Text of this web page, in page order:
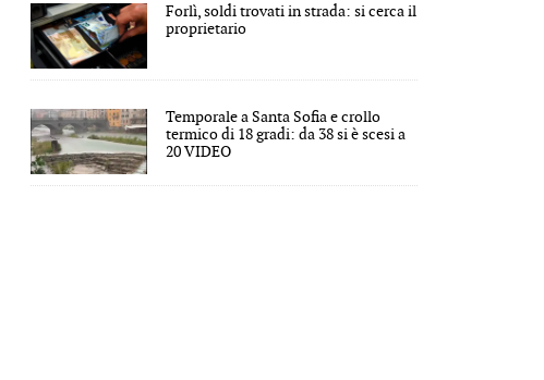
Forlì, soldi trovati in strada: si cerca il
proprietario
Temporale a Santa Sofia e crollo
termico di 18 gradi: da 38 si è scesi a
20 VIDEO